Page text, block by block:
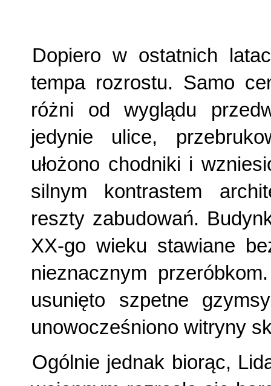
Dopiero w ostatnich
tempa rozrostu. Samo
różni od wyglądu
jedynie ulice,
ułożono chodniki i
silnym kontrastem
reszty zabudowań.
XX-go wieku stawiane
nieznacznym
usunięto szpetne
unowocześniono witryny
Ogólnie jednak biorąc,